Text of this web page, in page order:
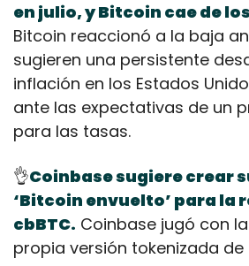
en julio, y Bitcoin cae de
Bitcoin reaccionó a la baja
sugieren una persistente
inflación en los Estados
ante las expectativas de un
para las tasas.
👌Coinbase sugiere crear
‘Bitcoin envuelto’ para la
cbBTC. Coinbase jugó con
propia versión tokenizada de